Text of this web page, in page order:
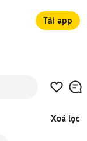
Tải app
Xoá lọc